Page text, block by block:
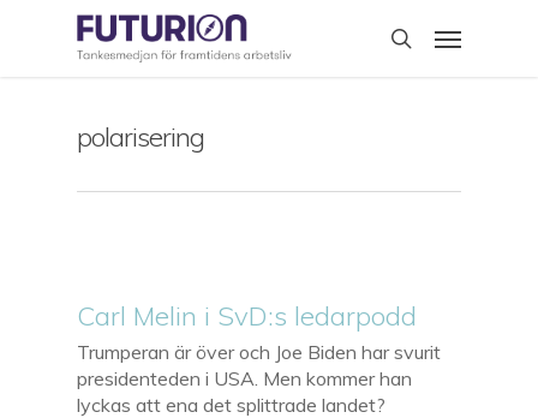
search
Menu
polarisering
Carl Melin i SvD:s ledarpodd
Trumperan är över och Joe Biden har svurit
presidenteden i USA. Men kommer han
lyckas att ena det splittrade landet?